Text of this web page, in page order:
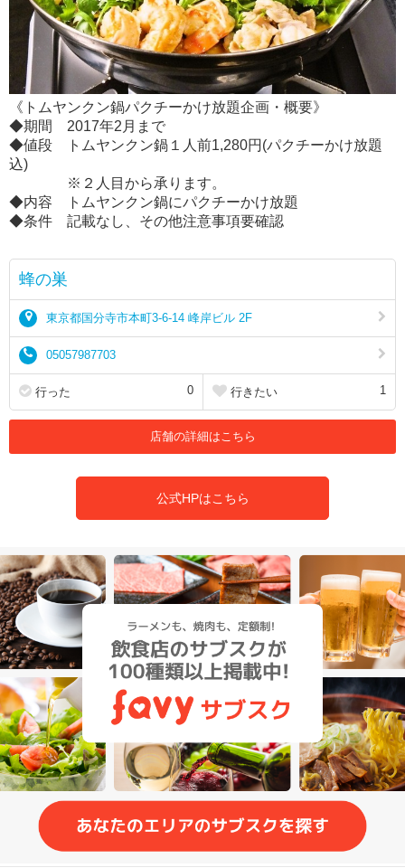
《トムヤンクン鍋パクチーかけ放題企画・概要》
◆期間 2017年2月まで
◆値段 トムヤンクン鍋１人前1,280円(パクチーかけ放題
込)
※２人目から承ります。
◆内容 トムヤンクン鍋にパクチーかけ放題
◆条件 記載なし、その他注意事項要確認
蜂の巣
東京都国分寺市本町3-6-14 峰岸ビル 2F
05057987703
行った 0 行きたい 1
店舗の詳細はこちら
公式HPはこちら